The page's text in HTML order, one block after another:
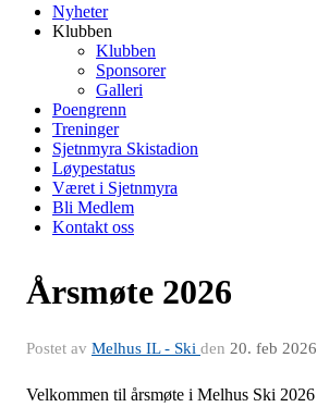
Nyheter
Klubben
Klubben
Sponsorer
Galleri
Poengrenn
Treninger
Sjetnmyra Skistadion
Løypestatus
Været i Sjetnmyra
Bli Medlem
Kontakt oss
Årsmøte 2026
Postet av Melhus IL - Ski den 20. feb 2026
Velkommen til årsmøte i Melhus Ski 2026